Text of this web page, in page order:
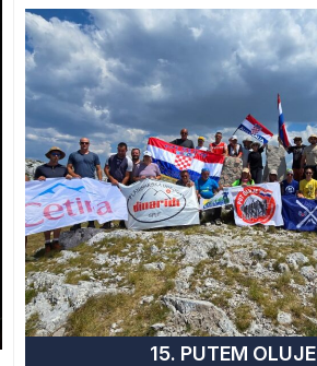
15. PUTEM OLUJE